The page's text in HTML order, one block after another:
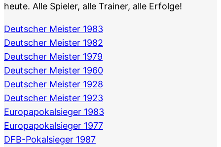
heute. Alle Spieler, alle Trainer, alle Erfolge!
Deutscher Meister 1983
Deutscher Meister 1982
Deutscher Meister 1979
Deutscher Meister 1960
Deutscher Meister 1928
Deutscher Meister 1923
Europapokalsieger 1983
Europapokalsieger 1977
DFB-Pokalsieger 1987